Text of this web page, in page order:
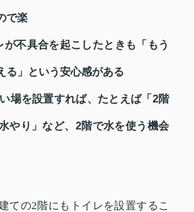
で楽
不具合を起こしたときも「もう
る」という安心感がある
場を設置すれば、たとえば「2階
やり」など、2階で水を使う機会
ての2階にもトイレを設置するこ